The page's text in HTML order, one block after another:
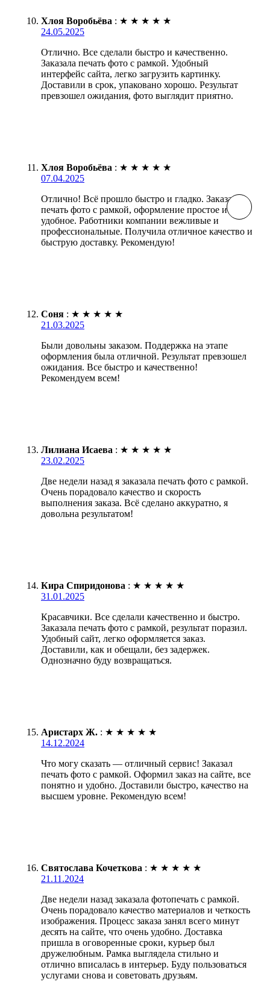
Хлоя Воробьёва : ★ ★ ★ ★ ★
24.05.2025
Отлично. Все сделали быстро и качественно.
Заказала печать фото с рамкой. Удобный
интерфейс сайта, легко загрузить картинку.
Доставили в срок, упаковано хорошо. Результат
превзошел ожидания, фото выглядит приятно.
Хлоя Воробьёва : ★ ★ ★ ★ ★
07.04.2025
Отлично! Всё прошло быстро и гладко. Заказала
печать фото с рамкой, оформление простое и
удобное. Работники компании вежливые и
профессиональные. Получила отличное качество и
быструю доставку. Рекомендую!
Соня : ★ ★ ★ ★ ★
21.03.2025
Были довольны заказом. Поддержка на этапе
оформления была отличной. Результат превзошел
ожидания. Все быстро и качественно!
Рекомендуем всем!
Лилиана Исаева : ★ ★ ★ ★ ★
23.02.2025
Две недели назад я заказала печать фото с рамкой.
Очень порадовало качество и скорость
выполнения заказа. Всё сделано аккуратно, я
довольна результатом!
Кира Спиридонова : ★ ★ ★ ★ ★
31.01.2025
Красавчики. Все сделали качественно и быстро.
Заказала печать фото с рамкой, результат поразил.
Удобный сайт, легко оформляется заказ.
Доставили, как и обещали, без задержек.
Однозначно буду возвращаться.
Аристарх Ж. : ★ ★ ★ ★ ★
14.12.2024
Что могу сказать — отличный сервис! Заказал
печать фото с рамкой. Оформил заказ на сайте, все
понятно и удобно. Доставили быстро, качество на
высшем уровне. Рекомендую всем!
Святослава Кочеткова : ★ ★ ★ ★ ★
21.11.2024
Две недели назад заказала фотопечать с рамкой.
Очень порадовало качество материалов и четкость
изображения. Процесс заказа занял всего минут
десять на сайте, что очень удобно. Доставка
пришла в оговоренные сроки, курьер был
дружелюбным. Рамка выглядела стильно и
отлично вписалась в интерьер. Буду пользоваться
услугами снова и советовать друзьям.